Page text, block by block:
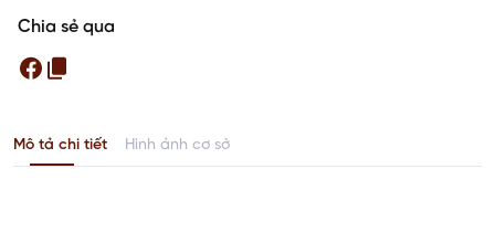
Chia sẻ qua
Mô tả chi tiết Hình ảnh cơ sở